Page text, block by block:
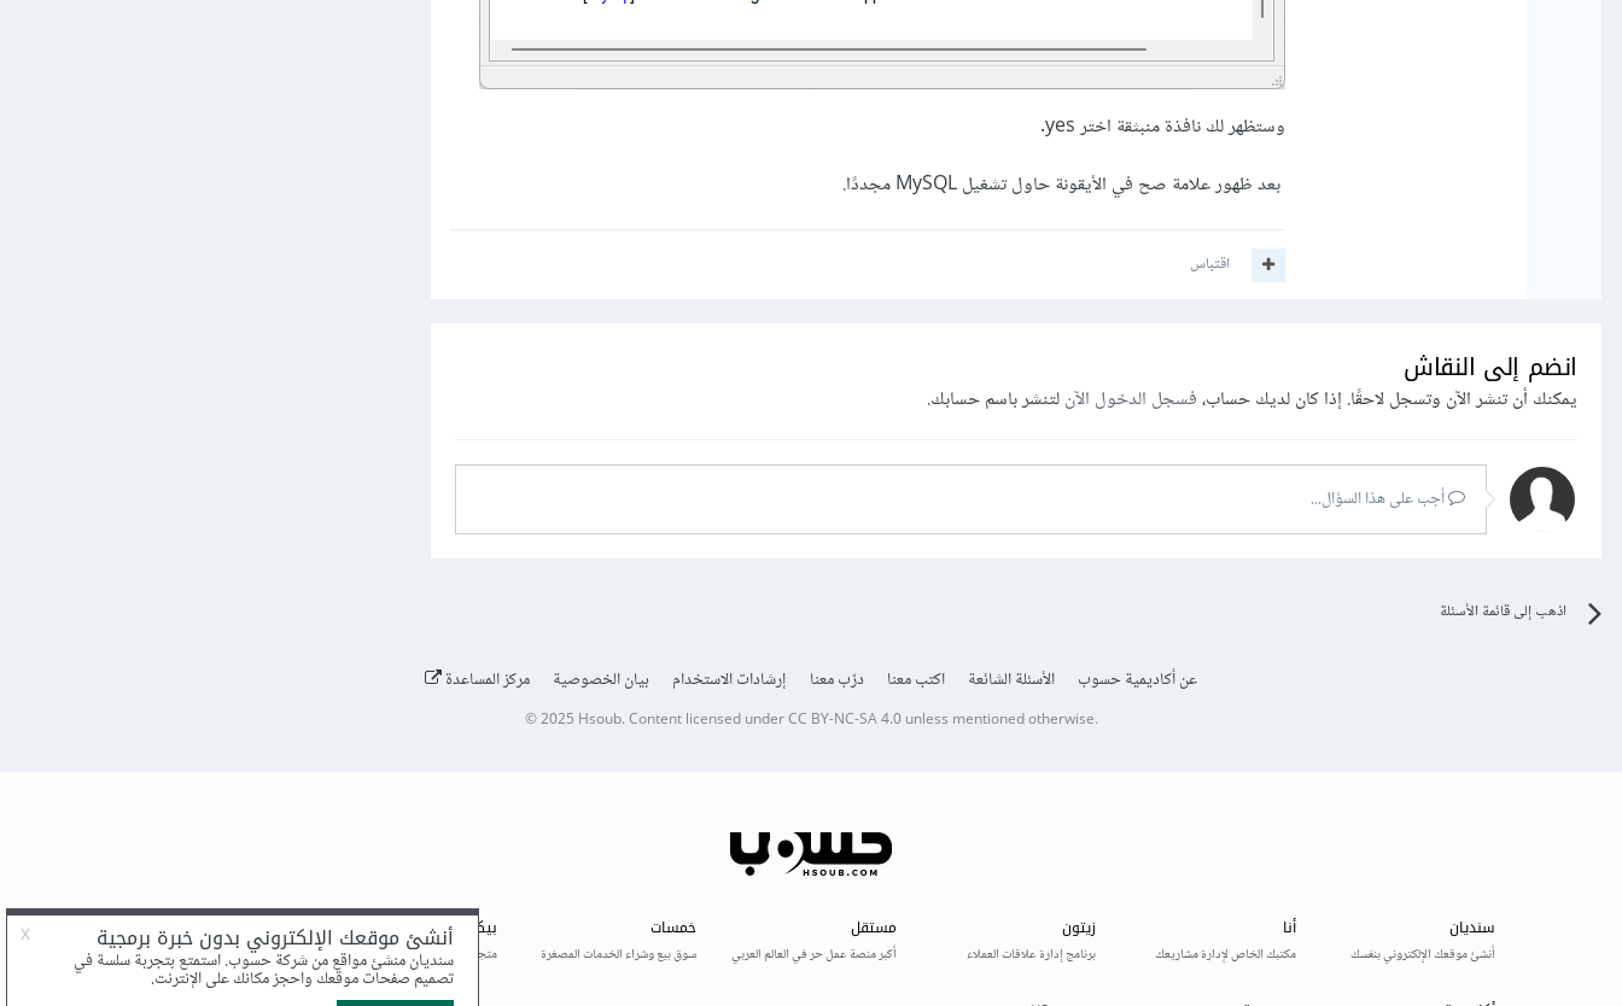
وستظهر لك نافذة منبثقة اختر yes.
بعد ظهور علامة صح في الأيقونة حاول تشغيل MySQL مجددًا.
اقتباس
انضم إلى النقاش
يمكنك أن تنشر الآن وتسجل لاحقًا. إذا كان لديك حساب،فسجل الدخول الآنلتنشر باسم حسابك.
أجب على هذا السؤال...
اذهب إلى قائمة الأسئلة
عن أكاديمية حسوب الأسئلة الشائعة اكتب معنا درّب معنا إرشادات الاستخدام بيان الخصوصية مركز المساعدة
© 2025 Hsoub.Content licensed underCC BY-NC-SA 4.0unless mentioned otherwise.